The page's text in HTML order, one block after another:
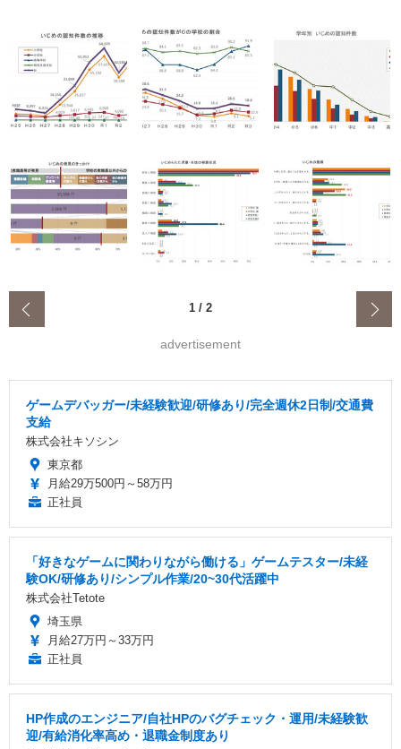
1 / 2
advertisement
ゲームデバッガー/未経験歓迎/研修あり/完全週休2日制/交通費
支給
株式会社キソシン
東京都
月給29万500円～58万円
正社員
「好きなゲームに関わりながら働ける」ゲームテスター/未経
験OK/研修あり/シンプル作業/20~30代活躍中
株式会社Tetote
埼玉県
月給27万円～33万円
正社員
HP作成のエンジニア/自社HPのバグチェック・運用/未経験歓
迎/有給消化率高め・退職金制度あり